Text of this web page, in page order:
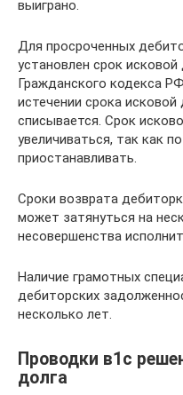
выиграно.
Для просроченных
установлен срок
Гражданского кодекса
истечении срока
списывается. Срок
увеличиваться, так как
приостанавливать.
Сроки возврата
может затянуться на
несовершенства
Наличие грамотных
дебиторских
несколько лет.
Проводки в1с
долга